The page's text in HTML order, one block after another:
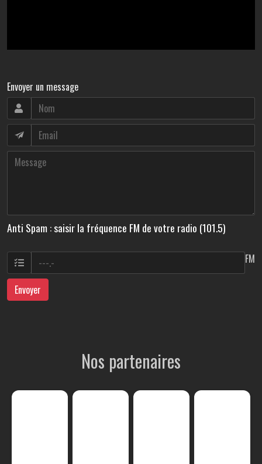
Envoyer un message
Anti Spam : saisir la fréquence FM de votre radio (101.5)
FM
Envoyer
Nos partenaires